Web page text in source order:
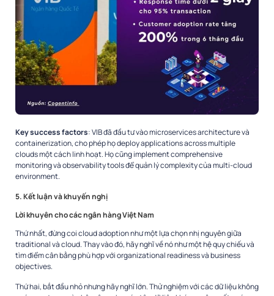
Key success factors: VIB đã đầu tư vào microservices architecture và
containerization, cho phép họ deploy applications across multiple
clouds một cách linh hoạt. Họ cũng implement comprehensive
monitoring và observability tools để quản lý complexity của multi-cloud
environment.
5. Kết luận và khuyến nghị
Lời khuyên cho các ngân hàng Việt Nam
Thứ nhất, đừng coi cloud adoption như một lựa chọn nhị nguyên giữa
traditional và cloud. Thay vào đó, hãy nghĩ về nó như một hệ quy chiếu và
tìm điểm cân bằng phù hợp với organizational readiness và business
objectives.
Thứ hai, bắt đầu nhỏ nhưng hãy nghĩ lớn. Thử nghiệm với các dữ liệu không